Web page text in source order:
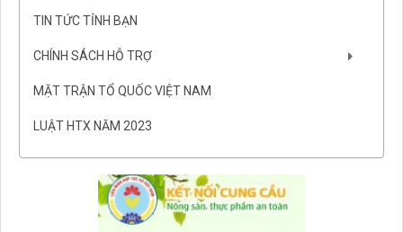
TIN TỨC TỈNH BẠN
CHÍNH SÁCH HỖ TRỢ
MẶT TRẬN TỔ QUỐC VIỆT NAM
LUẬT HTX NĂM 2023